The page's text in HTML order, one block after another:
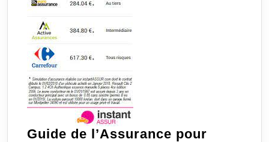
Guide de l’Assurance pour